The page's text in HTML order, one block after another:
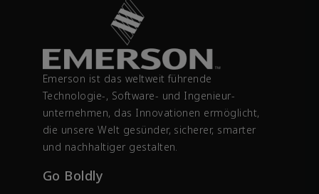
Emerson ist das weltweit führende
Technologie-, Software- und Ingenieur­
unternehmen, das Innovationen ermöglicht,
die unsere Welt gesünder, sicherer, smarter
und nachhaltiger gestalten.
Go Boldly